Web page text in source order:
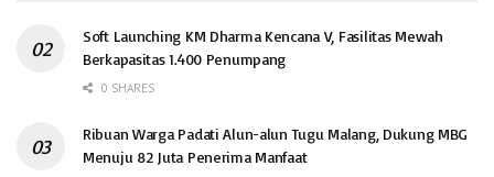
Soft Launching KM Dharma Kencana V, Fasilitas Mewah
Berkapasitas 1.400 Penumpang
0 SHARES
Ribuan Warga Padati Alun-alun Tugu Malang, Dukung MBG
Menuju 82 Juta Penerima Manfaat